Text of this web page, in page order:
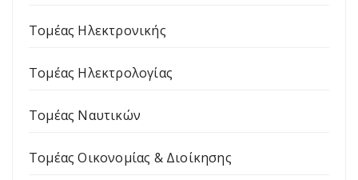
Τομέας Ηλεκτρονικής
Τομέας Ηλεκτρολογίας
Τομέας Ναυτικών
Τομέας Οικονομίας & Διοίκησης